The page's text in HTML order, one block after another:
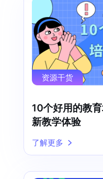
资源干货
10个好用的教
新教学体验
了解更多